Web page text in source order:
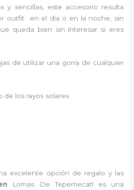
y sencillas, este accesorio resulta
outfit en el día o en la noche, sin
queda bien sin interesar si eres
de utilizar una gorra de cualquier
de los rayos solares
excelente opción de regalo y las
Lomas De Tepemecatl es una